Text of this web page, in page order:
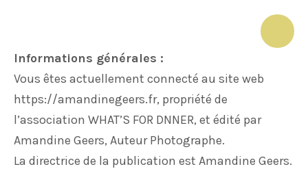
contenu
Informations générales :
Vous êtes actuellement connecté au site web
https://amandinegeers.fr, propriété de
l’association WHAT’S FOR DNNER, et édité par
Amandine Geers, Auteur Photographe.
La directrice de la publication est Amandine Geers.